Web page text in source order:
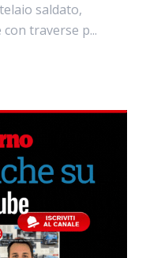
saldato,
traverse p...